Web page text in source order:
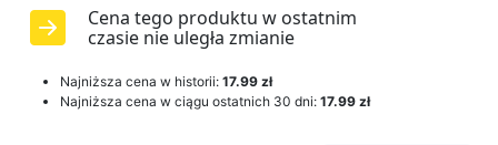
Cena tego produktu w ostatnim
czasie nie uległa zmianie
Najniższa cena w historii: 17.99 zł
Najniższa cena w ciągu ostatnich 30 dni: 17.99 zł